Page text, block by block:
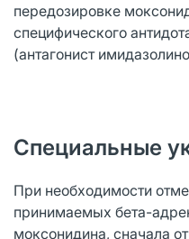
передозировке
специфического
(антагонист
Специальные
При необходимости
принимаемых бета-
моксонидина, сначала